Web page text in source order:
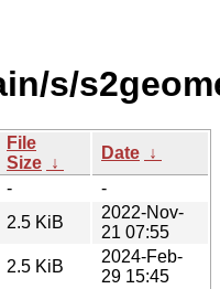
s/
File
Size ↓
Date ↓
-
-
2.5 KiB
2022-Nov-
21 07:55
2.5 KiB
2024-Feb-
29 15:45